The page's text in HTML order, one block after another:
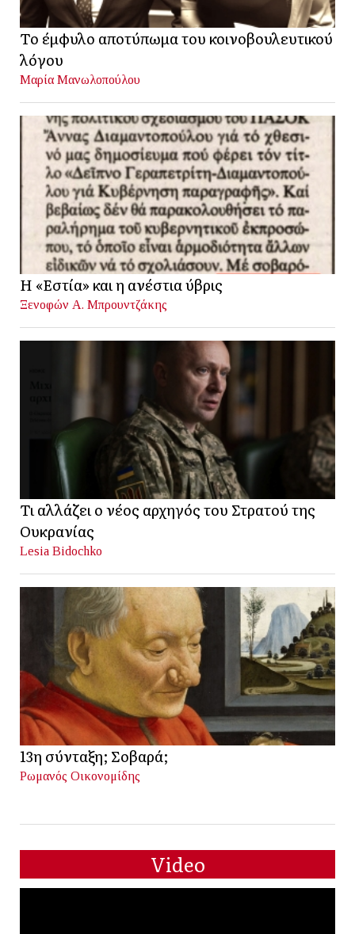
Το έμφυλο αποτύπωμα του κοινοβουλευτικού
λόγου
Μαρία Μανωλοπούλου
Η «Εστία» και η ανέστια ύβρις
Ξενοφών Α. Μπρουντζάκης
Τι αλλάζει ο νέος αρχηγός του Στρατού της
Ουκρανίας
Lesia Bidochko
13η σύνταξη; Σοβαρά;
Ρωμανός Οικονομίδης
Video